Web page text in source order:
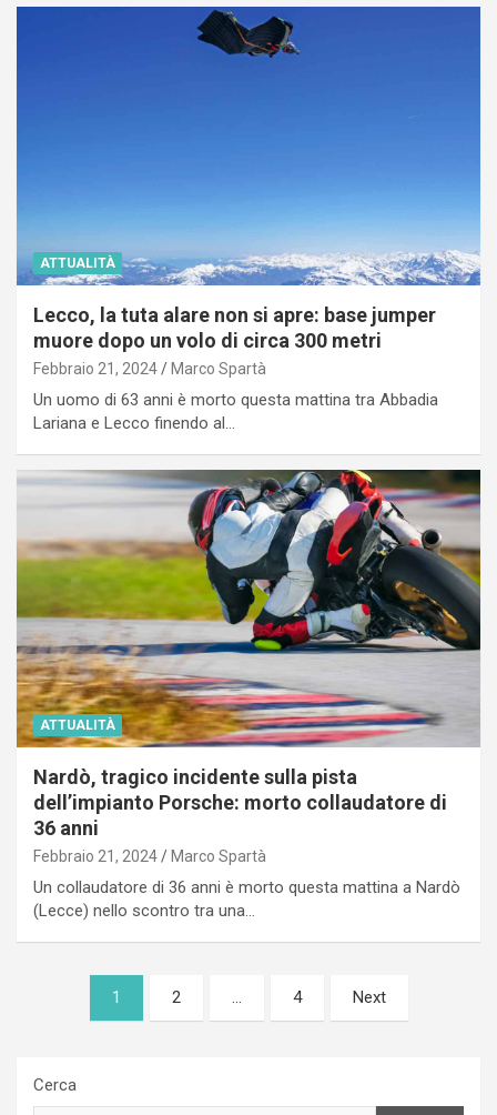
ATTUALITÀ
Lecco, la tuta alare non si apre: base jumper
muore dopo un volo di circa 300 metri
Febbraio 21, 2024 Marco Spartà
Un uomo di 63 anni è morto questa mattina tra Abbadia
Lariana e Lecco finendo al…
ATTUALITÀ
Nardò, tragico incidente sulla pista
dell’impianto Porsche: morto collaudatore di
36 anni
Febbraio 21, 2024 Marco Spartà
Un collaudatore di 36 anni è morto questa mattina a Nardò
(Lecce) nello scontro tra una…
Paginazione
1 2 … 4 Next
Cerca